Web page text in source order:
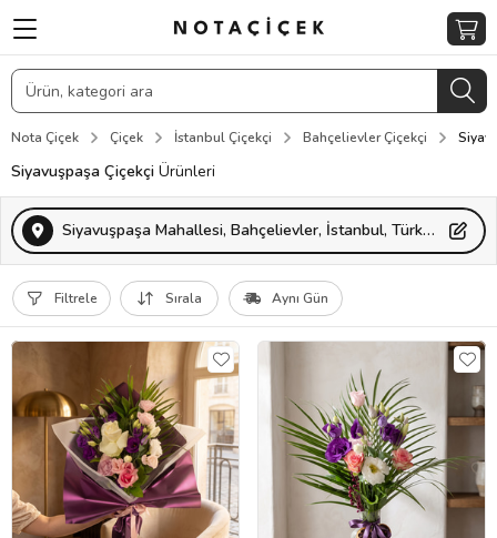
Nota Çiçek Çiçek İstanbul Çiçekçi Bahçelievler Çiçekçi
Siyavuşpaşa Çiçekçi Ürünleri
Siyavuşpaşa Mahallesi, Bahçelievler, İstanbul, Türkiye
Filtrele Sırala Aynı Gün